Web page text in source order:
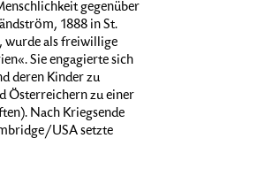
gegenüber
1888 in St.
wurde als freiwillige
Sie engagierte sich
deren Kinder zu
Österreichern zu einer
Nach Kriegsende
USA setzte